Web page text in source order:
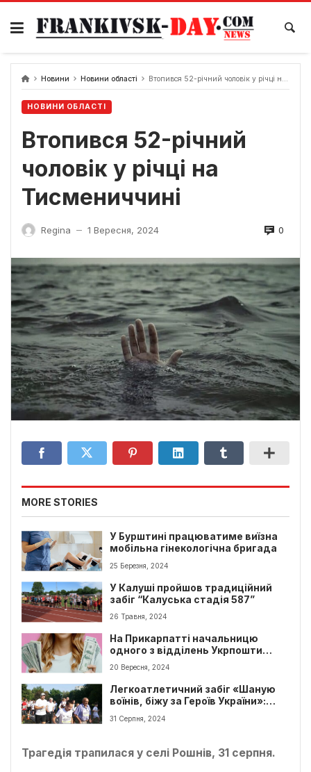
Skip
content
Новини Новини області Втопився 52-річний чоловік у річці на Тисмениччині
НОВИНИ ОБЛАСТІ
Втопився 52-річний
чоловік у річці на
Тисмениччині
Regina — 1 Вересня, 2024 0
MORE STORIES
У Бурштині працюватиме виїзна
мобільна гінекологічна бригада
25 Березня, 2024
У Калуші пройшов традиційний
забіг “Калуська стадія 587”
26 Травня, 2024
На Прикарпатті начальницю
одного з відділень Укрпошти
будуть судити
20 Вересня, 2024
Легкоатлетичний забіг «Шаную
воїнів, біжу за Героїв України»:
Калуська громада знову
долучилася до участі
31 Серпня, 2024
Трагедія трапилася у селі Рошнів, 31 серпня.